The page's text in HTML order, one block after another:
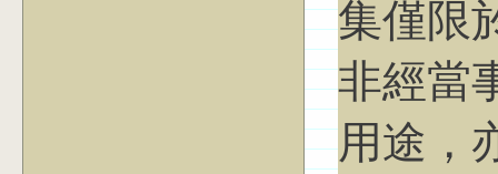
集僅限
非經當
用途，